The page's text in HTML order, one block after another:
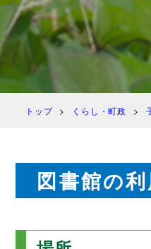
トップ くらし・町政
図書館の